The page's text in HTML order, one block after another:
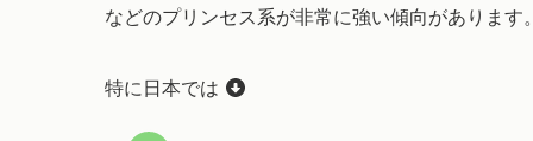
などのプリンセス系が非常に強い傾向があります
特に日本では